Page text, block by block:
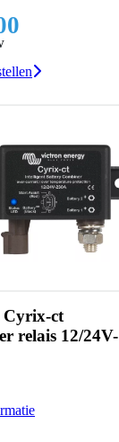
ct
relais 12/24V-